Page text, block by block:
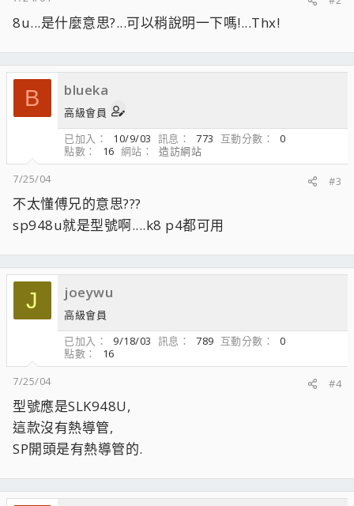
8u...是什麼意思?...可以稍說明一下嗎!...Thx!
B blueka
高級會員
已加入
10/9/03 訊息 773 互動分數
0
點數
16 網站
造訪網站
7/25/04
#3
不太懂傅兄的意思???
sp948u就是型號啊....k8 p4都可用
J joeywu
高級會員
已加入
9/18/03 訊息 789 互動分數
0
點數
16
7/25/04
#4
型號應是SLK948U,
這款沒有熱導管,
SP開頭是有熱導管的.